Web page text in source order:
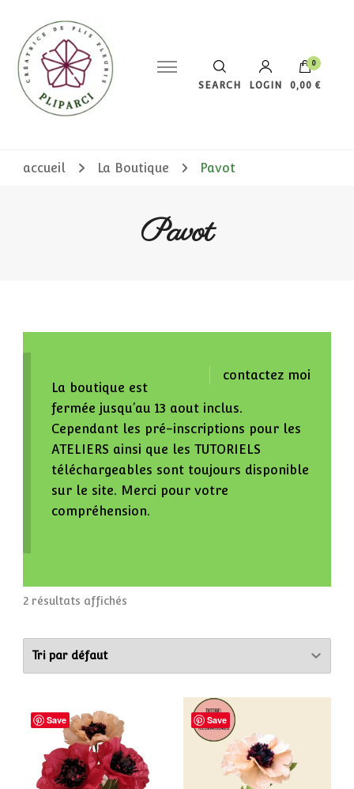
SEARCH LOGIN
0
0,00 €
accueil La Boutique Pavot
Pavot
contactez moi
La boutique est
fermée jusqu’au 13 aout inclus.
Cependant les pré-inscriptions pour les
ATELIERS ainsi que les TUTORIELS
téléchargeables sont toujours disponible
sur le site. Merci pour votre
compréhension.
2 résultats affichés
Save Save